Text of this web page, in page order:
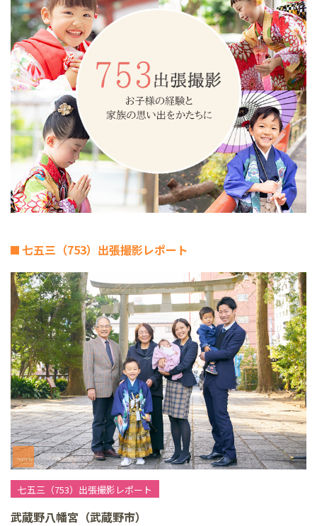
七五三（753）出張撮影レポート
七五三（753）出張撮影レポート
武蔵野八幡宮（武蔵野市）